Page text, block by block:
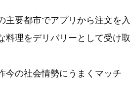
主要都市でアプリから注文を入
料理をデリバリーとして受け取
今の社会情勢にうまくマッチ